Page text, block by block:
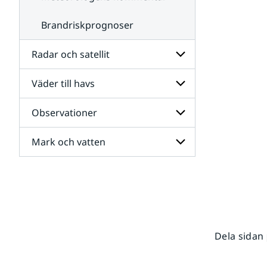
Brandriskprognoser
Radar och satellit
Undersidor
för
Radar
och
satellit
Väder till havs
Undersidor
för
Väder
till
havs
Observationer
Undersidor
för
Mark och vatten
Dela sidan